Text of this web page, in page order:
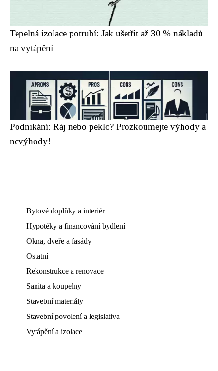
Tepelná izolace potrubí: Jak ušetřit až 30 % nákladů
na vytápění
Podnikání: Ráj nebo peklo? Prozkoumejte výhody a
nevýhody!
Bytové doplňky a interiér
Hypotéky a financování bydlení
Okna, dveře a fasády
Ostatní
Rekonstrukce a renovace
Sanita a koupelny
Stavební materiály
Stavební povolení a legislativa
Vytápění a izolace